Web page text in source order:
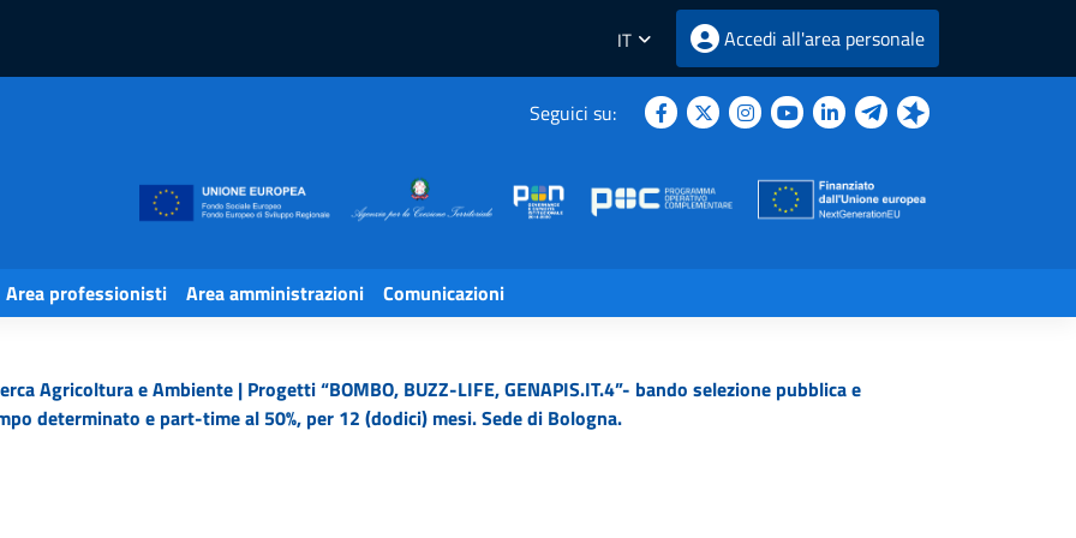
IT Accedi all'area personale
Seguici su:
Area professionisti Area amministrazioni Comunicazioni
Agricoltura e Ambiente | Progetti “BOMBO, BUZZ-LIFE, GENAPIS.IT.4”- bando selezione pubblica e
determinato e part-time al 50%, per 12 (dodici) mesi. Sede di Bologna.